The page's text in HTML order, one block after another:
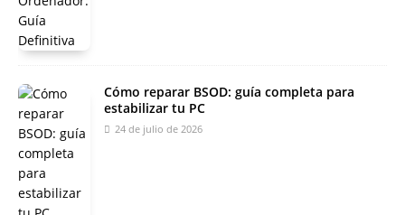
Cómo reparar BSOD: guía completa para
estabilizar tu PC
24 de julio de 2026